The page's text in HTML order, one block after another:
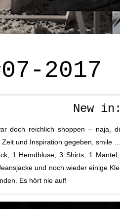
2017
New in:
doch reichlich shoppen – naja,
Zeit und Inspiration gegeben, smile
1 Hemdbluse, 3 Shirts, 1
und noch wieder einige
Es hört nie auf!